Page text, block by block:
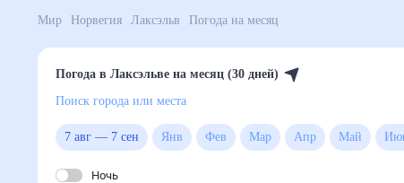
Мир Норвегия Лаксэльв Погода на месяц
Погода в Лаксэльве на месяц (30 дней)
Поиск города или места
7 авг—7 сен Янв Фев Мар Апр Май
Ночь